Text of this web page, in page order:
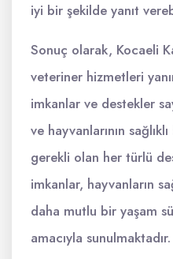
iyi bir şekilde yanıt
Sonuç olarak, Kocaeli
veteriner hizmetleri
imkanlar ve destekler
ve hayvanlarının
gerekli olan her türlü
imkanlar, hayvanların
daha mutlu bir yaşam
amacıyla sunulmaktadır.